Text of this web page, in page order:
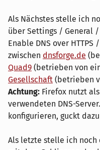
Als Nächstes stelle ich
über Settings / General
Enable DNS over
zwischen dnsforge.de
Quad9 (betrieben von
Gesellschaft (betrieben
Achtung: Firefox nutzt
verwendeten DNS-
konfigurieren, guckt
Als letzte stelle ich noch